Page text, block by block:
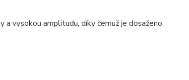
vysokou amplitudu, díky čemuž je dosaženo